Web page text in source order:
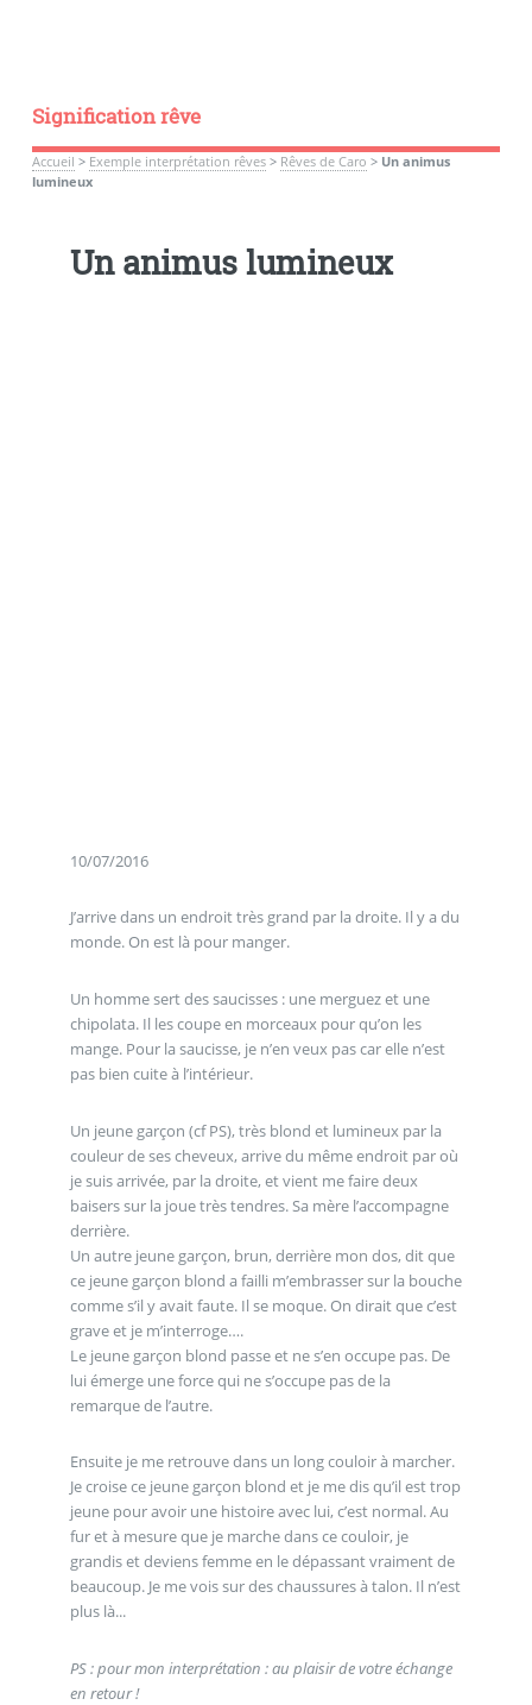
Signification rêve
Accueil > Exemple interprétation rêves> Rêves de Caro > Un animus
lumineux
Un animus lumineux
10/07/2016
J’arrive dans un endroit très grand par la droite. Il y a du
monde. On est là pour manger.
Un homme sert des saucisses : une merguez et une
chipolata. Il les coupe en morceaux pour qu’on les
mange. Pour la saucisse, je n’en veux pas car elle n’est
pas bien cuite à l’intérieur.
Un jeune garçon (cf PS), très blond et lumineux par la
couleur de ses cheveux, arrive du même endroit par où
je suis arrivée, par la droite, et vient me faire deux
baisers sur la joue très tendres. Sa mère l’accompagne
derrière.
Un autre jeune garçon, brun, derrière mon dos, dit que
ce jeune garçon blond a failli m’embrasser sur la bouche
comme s’il y avait faute. Il se moque. On dirait que c’est
grave et je m’interroge….
Le jeune garçon blond passe et ne s’en occupe pas. De
lui émerge une force qui ne s’occupe pas de la
remarque de l’autre.
Ensuite je me retrouve dans un long couloir à marcher.
Je croise ce jeune garçon blond et je me dis qu’il est trop
jeune pour avoir une histoire avec lui, c’est normal. Au
fur et à mesure que je marche dans ce couloir, je
grandis et deviens femme en le dépassant vraiment de
beaucoup. Je me vois sur des chaussures à talon. Il n’est
plus là...
PS : pour mon interprétation : au plaisir de votre échange
en retour !